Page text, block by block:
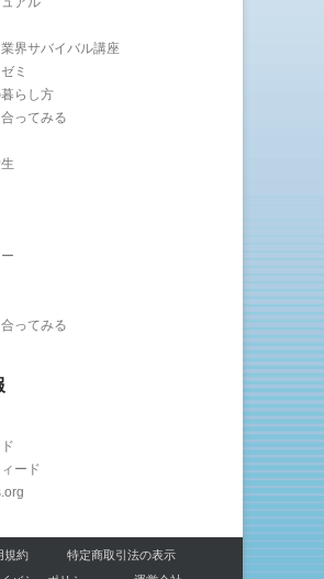
界サバイバル講座
ミ
らし方
ってみる
ってみる
ード
規約
特定商取引法の表示